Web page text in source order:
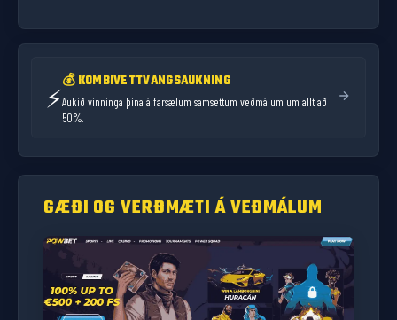
⚡
💰 KOMBIVETTVANGSAUKNING
Aukið vinninga þína á farsælum samsettum veðmálum um allt að
50%.
GÆÐI OG VERÐMÆTI Á VEÐMÁLUM